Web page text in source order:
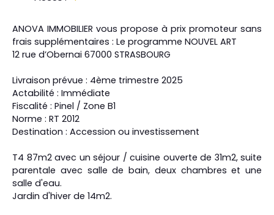
ANOVA IMMOBILIER vous propose à prix promoteur sans
frais supplémentaires : Le programme NOUVEL ART
12 rue d’Obernai 67000 STRASBOURG
Livraison prévue : 4ème trimestre 2025
Actabilité : Immédiate
Fiscalité : Pinel / Zone B1
Norme : RT 2012
Destination : Accession ou investissement
T4 87m2 avec un séjour / cuisine ouverte de 31m2, suite
parentale avec salle de bain, deux chambres et une
salle d'eau.
Jardin d'hiver de 14m2.